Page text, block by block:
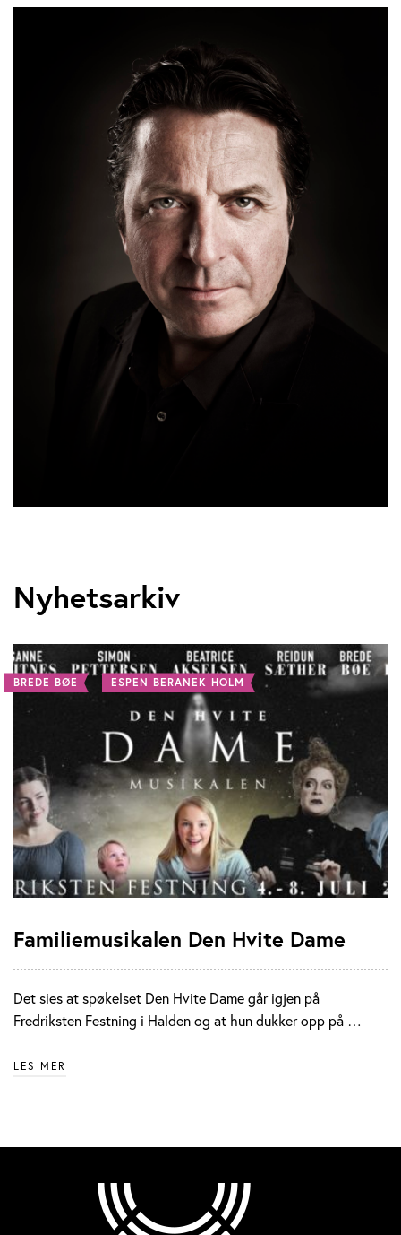
Nyhetsarkiv
BREDE BØE ESPEN BERANEK HOLM
Familiemusikalen Den Hvite Dame
Det sies at spøkelset Den Hvite Dame går igjen på
Fredriksten Festning i Halden og at hun dukker opp på …
LES MER